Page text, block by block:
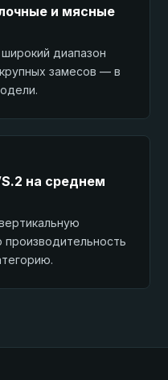
и мясные
диапазон
замесов — в
на среднем